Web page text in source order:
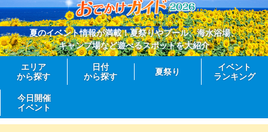
夏のイベント情報が満載！夏祭りやプール、海水浴場、
キャンプ場など遊べるスポットを大紹介
エリア
から探す
日付
から探す
夏祭り
イベント
ランキング
今日開催
イベント